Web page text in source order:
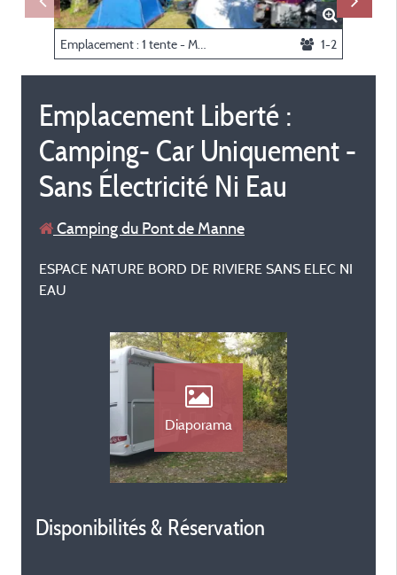
1-2
Emplacement Liberté :
Camping- Car Uniquement -
Sans Électricité Ni Eau
Camping du Pont de Manne
ESPACE NATURE BORD DE RIVIERE SANS ELEC NI
EAU
Diaporama
Disponibilités & Réservation